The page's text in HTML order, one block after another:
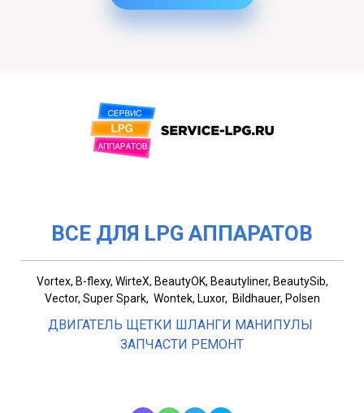
ВСЕ ДЛЯ LPG АППАРАТОВ
Vortex, B-flexy, WirteX, BeautyOK, Beautyliner, BeautySib,
Vector, Super Spark, Wontek, Luxor, Bildhauer, Polsen
ДВИГАТЕЛЬ ЩЕТКИ ШЛАНГИ МАНИПУЛЫ
ЗАПЧАСТИ РЕМОНТ